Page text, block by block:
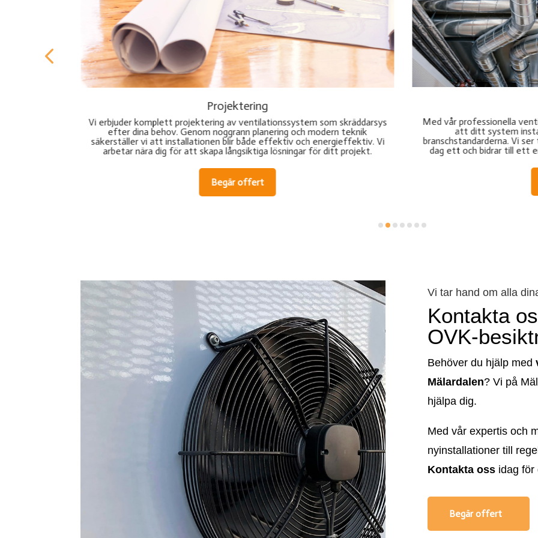
Installation
Med vår professionella ventilationsinstallation i Mälardalen garanterar vi
att ditt system installeras korrekt och följer de senaste
branschstandarderna. Vi ser till att din ventilation fungerar optimalt från
dag ett och bidrar till ett energieffektivt och hållbart inomhusklimat.
Begär offert
Vårt program för service
att ditt system alltid
kontroller och snabb
problem
Vi tar hand om alla
Kontakta
OVK-
Behöver du hjälp med
Mälardalen? Vi på
hjälpa dig.
Med vår expertis och
nyinstallationer till
Kontakta ossidag för
Begär offert